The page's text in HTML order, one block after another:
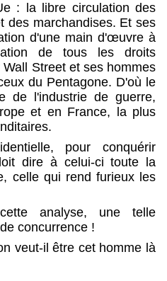
: la libre circulation des
des marchandises. Et ses
d'une main d'œuvre à
de tous les droits
Street et ses hommes
du Pentagone. D'où le
de l'industrie de guerre,
et en France, la plus
pour conquérir
dire à celui-ci toute la
celle qui rend furieux les
analyse, une telle
concurrence !
veut-il être cet homme là